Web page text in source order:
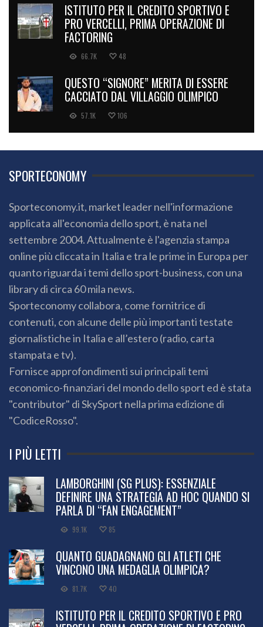
ISTITUTO PER IL CREDITO SPORTIVO E
PRO VERCELLI, PRIMA OPERAZIONE DI
FACTORING
66.7K 48
QUESTO “SIGNORE” MERITA DI ESSERE
CACCIATO DAL VILLAGGIO OLIMPICO
57.1K 106
SPORTECONOMY
Sporteconomy.it, market leader nell'informazione
applicata all'economia dello sport, è nata nel
settembre 2004. Attualmente è l'agenzia stampa
online più cliccata in Italia e tra le prime in Europa per
quanto riguarda i temi dello sport-business, con una
library di circa 60 mila news.
Sporteconomy collabora, come fornitrice di
contenuti, con alcune delle più importanti testate
giornalistiche in Italia e all’estero (radio, carta
stampata e tv).
Fornisce approfondimenti sui principali temi
economico-finanziari del mondo dello sport ed è stata
"contributor" di SkySport nella prima edizione di
"CodiceRosso".
I PIÙ LETTI
LAMBORGHINI (SG PLUS): ESSENZIALE
DEFINIRE UNA STRATEGIA AD HOC QUANDO SI
PARLA DI “FAN ENGAGEMENT”
99.1K 85
QUANTO GUADAGNANO GLI ATLETI CHE
VINCONO UNA MEDAGLIA OLIMPICA?
81.7K 40
ISTITUTO PER IL CREDITO SPORTIVO E PRO